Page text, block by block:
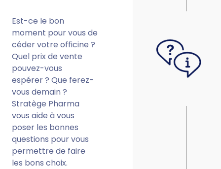
Est-ce le bon
moment pour vous de
céder votre officine ?
Quel prix de vente
pouvez-vous
espérer ? Que ferez-
vous demain ?
Stratège Pharma
vous aide à vous
poser les bonnes
questions pour vous
permettre de faire
les bons choix.